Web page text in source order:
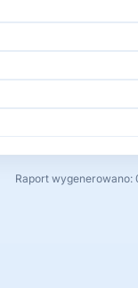
Raport wygenerowano: